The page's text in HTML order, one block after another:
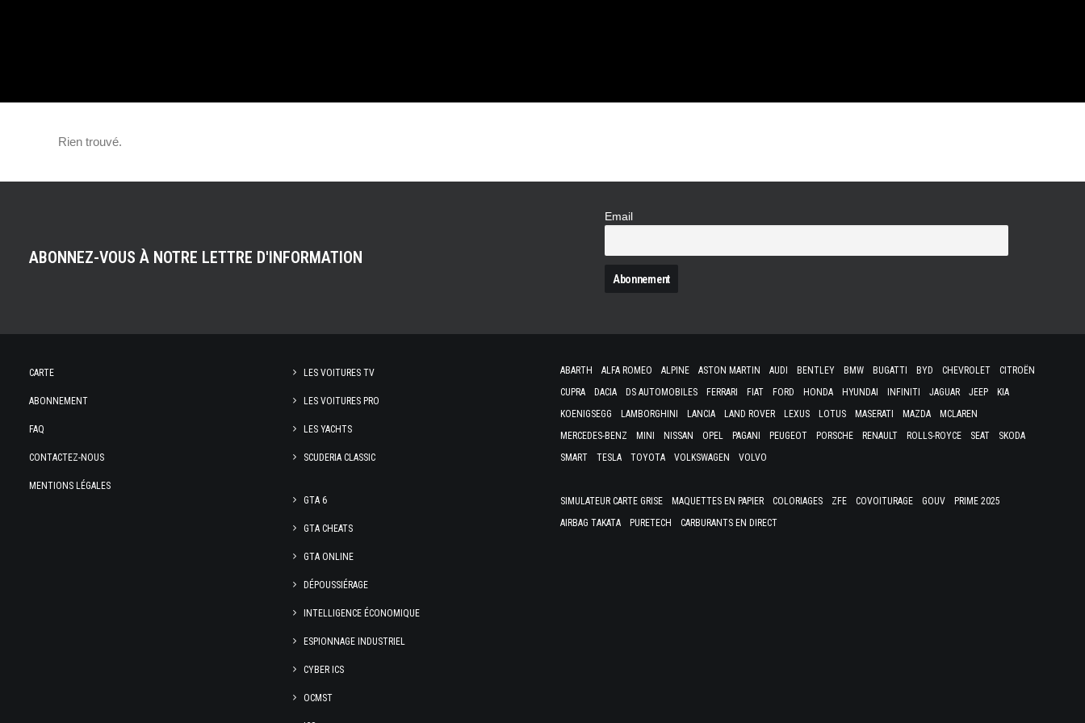
Rien trouvé.
ABONNEZ-VOUS À NOTRE LETTRE D'INFORMATION
Email
CARTE
ABONNEMENT
FAQ
CONTACTEZ-NOUS
MENTIONS LÉGALES
LES VOITURES TV
LES VOITURES PRO
LES YACHTS
SCUDERIA CLASSIC
GTA 6
GTA CHEATS
GTA ONLINE
DÉPOUSSIÉRAGE
INTELLIGENCE ÉCONOMIQUE
ESPIONNAGE INDUSTRIEL
CYBER ICS
OCMST
ABARTH ALFA ROMEO ALPINE ASTON MARTIN AUDI BENTLEY BMW BUGATTI BYD CHEVROLET
CITROËN
CUPRA
DACIA DS AUTOMOBILES FERRARI FIAT FORD HONDA HYUNDAI INFINITI JAGUAR JEEP
KIA
KOENIGSEGG
LAMBORGHINI LANCIA LAND ROVER LEXUS LOTUS MASERATI MAZDA
MCLAREN
MERCEDES-BENZ
MINI NISSAN OPEL PAGANI PEUGEOT PORSCHE RENAULT ROLLS-ROYCE SEAT
SKODA
SMART
TESLA TOYOTA VOLKSWAGEN VOLVO
SIMULATEUR CARTE GRISE MAQUETTES EN PAPIER COLORIAGES ZFE COVOITURAGE GOUV
PRIME 2025
AIRBAG TAKATA
PURETECH CARBURANTS EN DIRECT